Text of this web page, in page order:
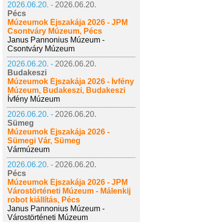
2026.06.20. - 2026.06.20.
Pécs
Múzeumok Éjszakája 2026 - JPM
Csontváry Múzeum, Pécs
Janus Pannonius Múzeum -
Csontváry Múzeum
2026.06.20. - 2026.06.20.
Budakeszi
Múzeumok Éjszakája 2026 - Ívfény
Múzeum, Budakeszi, Budakeszi
Ívfény Múzeum
2026.06.20. - 2026.06.20.
Sümeg
Múzeumok Éjszakája 2026 -
Sümegi Vár, Sümeg
Vármúzeum
2026.06.20. - 2026.06.20.
Pécs
Múzeumok Éjszakája 2026 - JPM
Várostörténeti Múzeum - Málenkij
robot kiállítás, Pécs
Janus Pannonius Múzeum -
Várostörténeti Múzeum